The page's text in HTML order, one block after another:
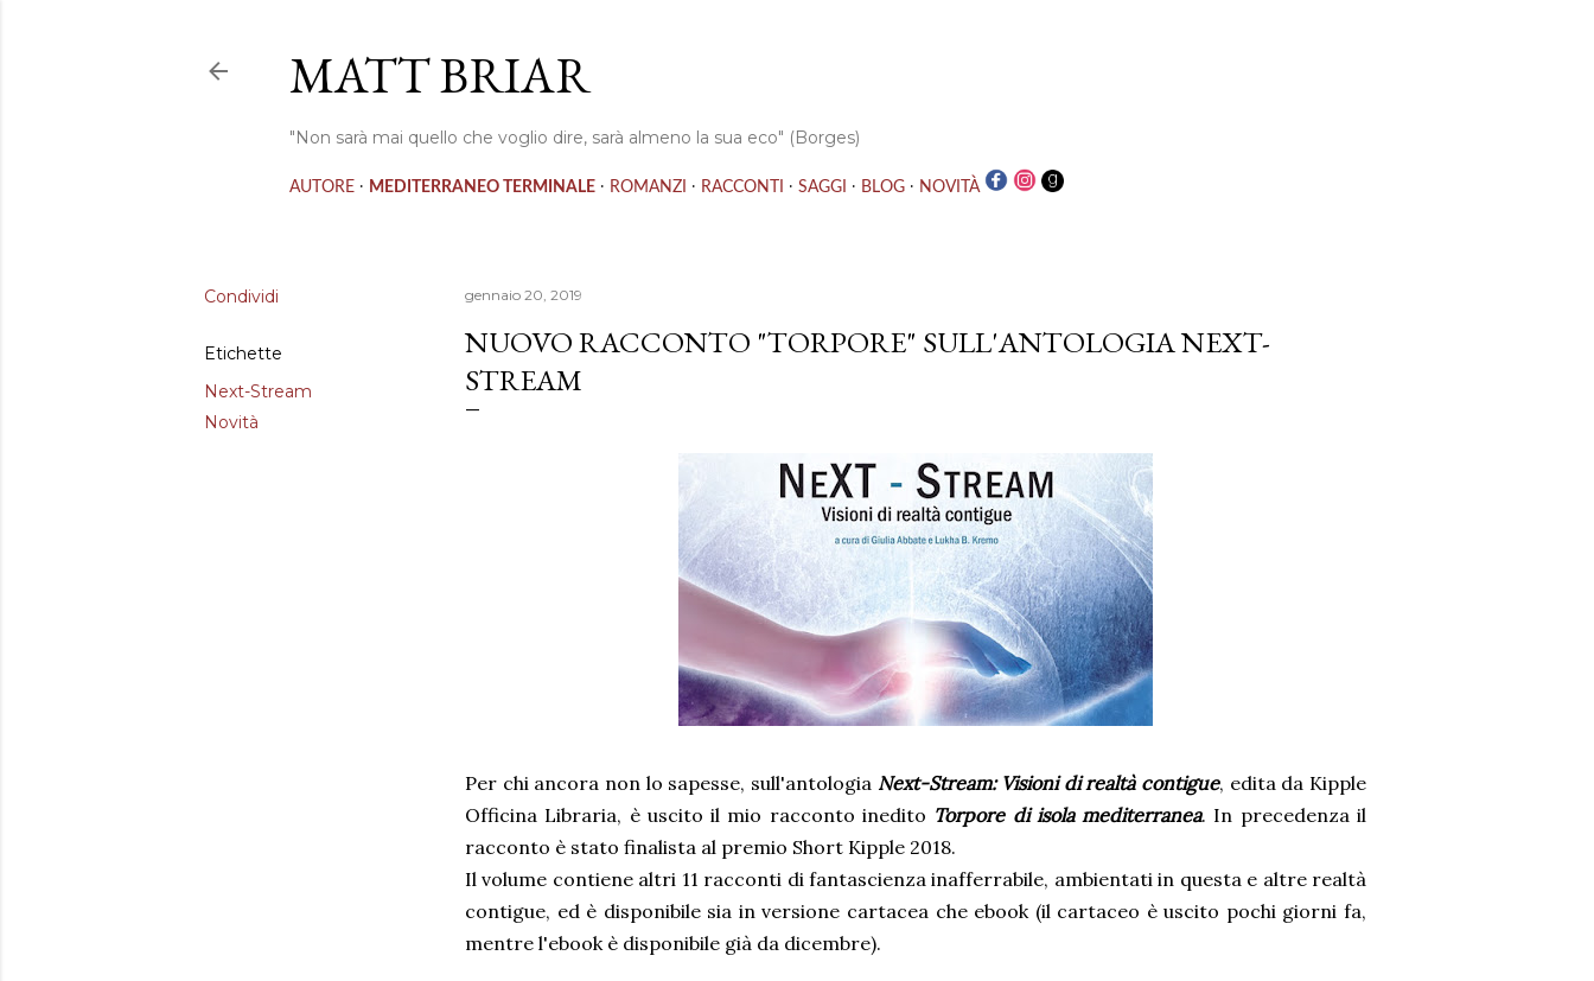
MATT BRIAR
"Non sarà mai quello che voglio dire, sarà almeno la sua eco" (Borges)
AUTORE · MEDITERRANEO TERMINALE · ROMANZI · RACCONTI · SAGGI · BLOG · NOVITÀ
Condividi
Etichette
Next-Stream
Novità
gennaio 20, 2019
NUOVO RACCONTO "TORPORE" SULL'ANTOLOGIA NEXT-
STREAM
Per chi ancora non lo sapesse, sull'antologia Next-Stream: Visioni di realtà contigue, edita da Kipple
Officina Libraria, è uscito il mio racconto inedito Torpore di isola mediterranea. In precedenza il
racconto è stato finalista al premio Short Kipple 2018.
Il volume contiene altri 11 racconti di fantascienza inafferrabile, ambientati in questa e altre realtà
contigue, ed è disponibile sia in versione cartacea che ebook (il cartaceo è uscito pochi giorni fa,
mentre l'ebook è disponibile già da dicembre).